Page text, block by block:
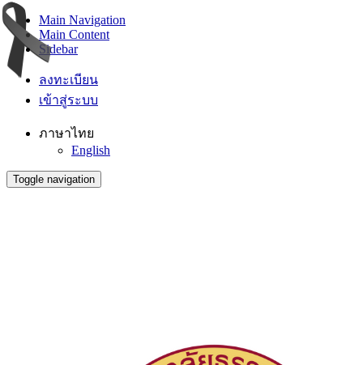
Main Navigation
Main Content
Sidebar
ลงทะเบียน
เข้าสู่ระบบ
ภาษาไทย
English
Toggle navigation